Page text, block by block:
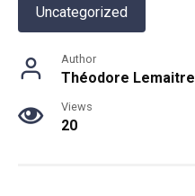
Uncategorized
Author
Théodore Lemaitre
Views
20